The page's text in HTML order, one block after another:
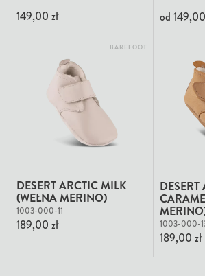
149,00 zł od
BAREFOOT
DESERT ARCTIC MILK
(WEŁNA MERINO)
1003-000-11
189,00 zł
DESERT
1003-000-
189,00 zł